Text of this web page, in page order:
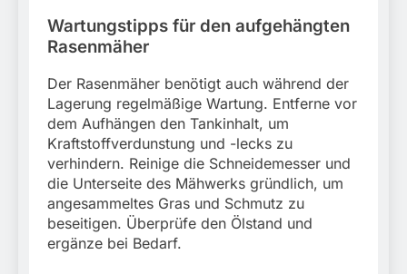
Wartungstipps für den aufgehängten
Rasenmäher
Der Rasenmäher benötigt auch während der
Lagerung regelmäßige Wartung. Entferne vor
dem Aufhängen den Tankinhalt, um
Kraftstoffverdunstung und -lecks zu
verhindern. Reinige die Schneidemesser und
die Unterseite des Mähwerks gründlich, um
angesammeltes Gras und Schmutz zu
beseitigen. Überprüfe den Ölstand und
ergänze bei Bedarf.